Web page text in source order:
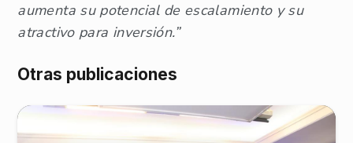
aumenta su potencial de escalamiento y su
atractivo para inversión.”
Otras publicaciones